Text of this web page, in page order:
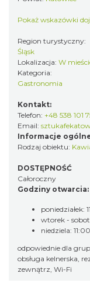
Pokaż wskazówki
Region turystyczny:
Śląsk
Lokalizacja: W
Kategoria:
Gastronomia
Kontakt:
Telefon: +48 538 101
Email:
Informacje
Rodzaj obiektu:
DOSTĘPNOŚĆ
Całoroczny
Godziny otwarcia:
poniedziałek:
wtorek -
niedziela:
odpowiednie dla
obsługa kelnerska,
zewnątrz, Wi-Fi